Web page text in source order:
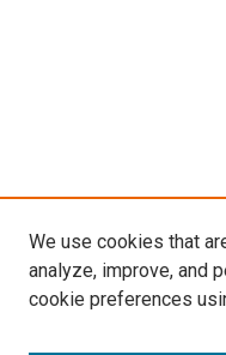
We use cookies that
analyze, improve, and
cookie preferences